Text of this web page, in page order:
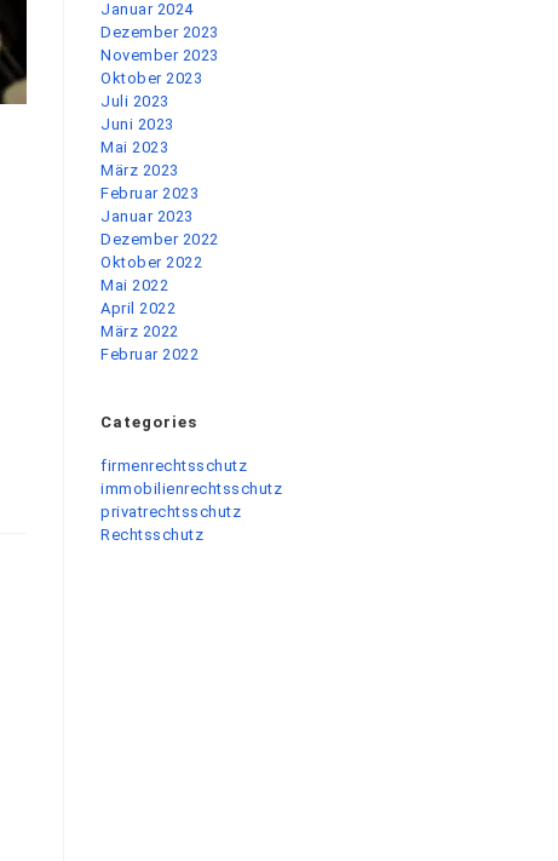
Januar 2024
Dezember 2023
November 2023
Oktober 2023
Juli 2023
Juni 2023
Mai 2023
März 2023
Februar 2023
Januar 2023
Dezember 2022
Oktober 2022
Mai 2022
April 2022
März 2022
Februar 2022
Categories
firmenrechtsschutz
immobilienrechtsschutz
privatrechtsschutz
Rechtsschutz